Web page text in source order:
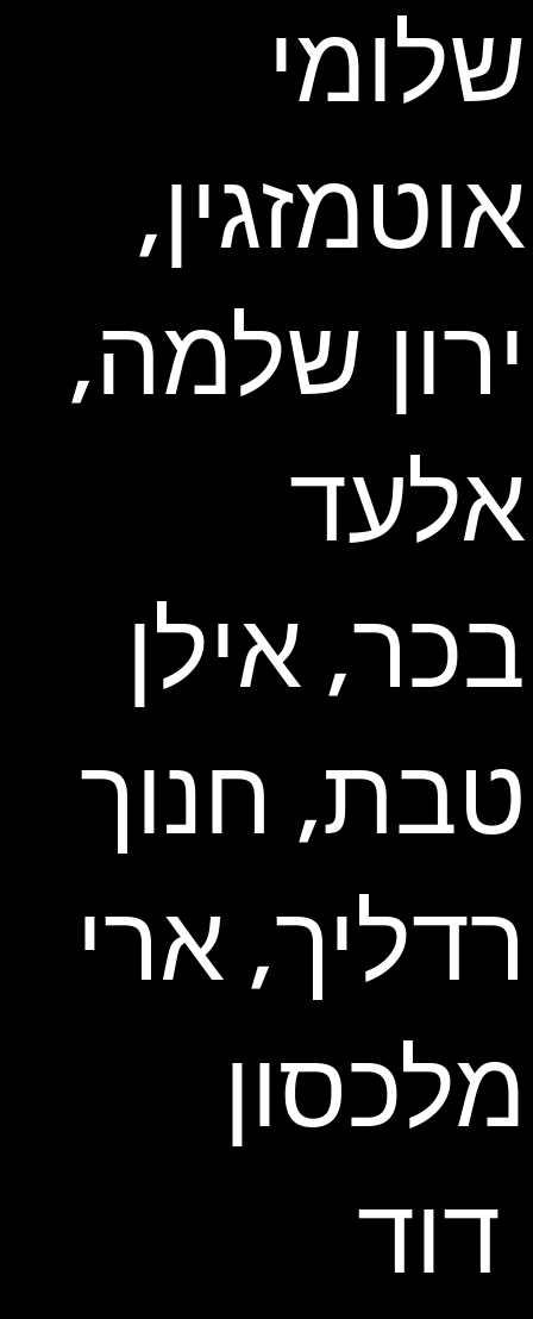
שלומי
אוטמזגין,
ירון שלמה,
אלעד
בכר, אילן
טבת, חנוך
רדליך, ארי
מלכסון
דוד